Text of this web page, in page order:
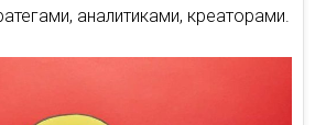
аналитиками, креаторами.